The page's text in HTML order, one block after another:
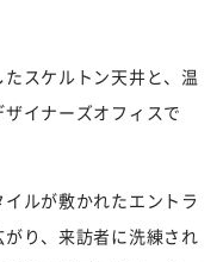
スケルトン天井と、温
イナーズオフィスで
ルが敷かれたエントラ
り、来訪者に洗練され